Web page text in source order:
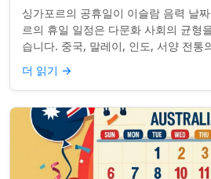
싱가포르의 공휴일이 이슬람 음력 날
르의 휴일 일정은 다문화 사회의 균형
습니다. 중국, 말레이, 인도, 서양 전통
하여, 나라의 다양성을 반영합니...
더 읽기 →